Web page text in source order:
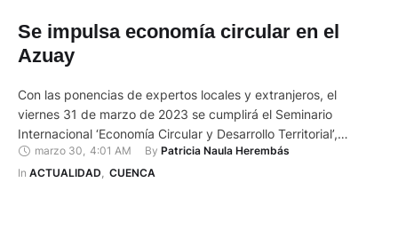
Se impulsa economía circular en el
Azuay
Con las ponencias de expertos locales y extranjeros, el
viernes 31 de marzo de 2023 se cumplirá el Seminario
Internacional ‘Economía Circular y Desarrollo Territorial’,
impulsado desde el Gobierno Provincial del Azuay y Asfaltar
EP. “El objetivo es promover la economía circular dentro de los
marzo 30 4:01 AM By Patricia Naula Herembás
In ACTUALIDAD, CUENCA